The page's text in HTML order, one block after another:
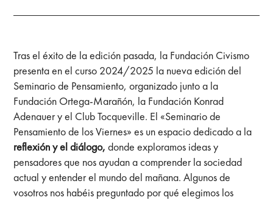
Tras el éxito de la edición pasada, la Fundación Civismo
presenta en el curso 2024/2025 la nueva edición del
Seminario de Pensamiento, organizado junto a la
Fundación Ortega-Marañón, la Fundación Konrad
Adenauer y el Club Tocqueville. El «Seminario de
Pensamiento de los Viernes» es un espacio dedicado a la
reflexión y el diálogo,donde exploramos ideas y
pensadores que nos ayudan a comprender la sociedad
actual y entender el mundo del mañana. Algunos de
vosotros nos habéis preguntado por qué elegimos los